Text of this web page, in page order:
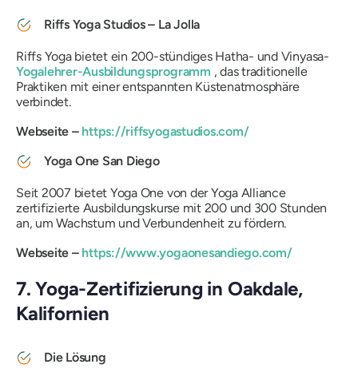
Riffs Yoga Studios – La Jolla
Riffs Yoga bietet ein 200-stündiges Hatha- und Vinyasa-
Yogalehrer-Ausbildungsprogramm , das traditionelle
Praktiken mit einer entspannten Küstenatmosphäre
verbindet.
Webseite –https://riffsyogastudios.com/
Yoga One San Diego
Seit 2007 bietet Yoga One von der Yoga Alliance
zertifizierte Ausbildungskurse mit 200 und 300 Stunden
an, um Wachstum und Verbundenheit zu fördern.
Webseite –https://www.yogaonesandiego.com/
7. Yoga-Zertifizierung in Oakdale,
Kalifornien
Die Lösung